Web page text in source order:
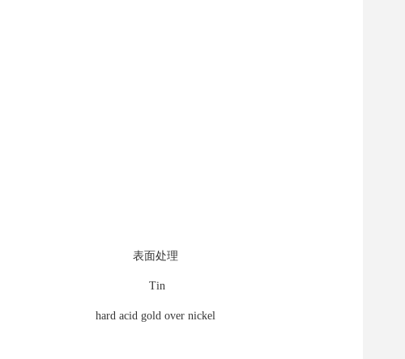
表面处理
Tin
hard acid gold over nickel